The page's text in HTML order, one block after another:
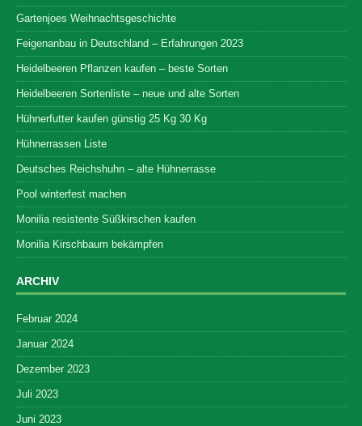
Gartenjoes Weihnachtsgeschichte
Feigenanbau in Deutschland – Erfahrungen 2023
Heidelbeeren Pflanzen kaufen – beste Sorten
Heidelbeeren Sortenliste – neue und alte Sorten
Hühnerfutter kaufen günstig 25 Kg 30 Kg
Hühnerrassen Liste
Deutsches Reichshuhn – alte Hühnerrasse
Pool winterfest machen
Monilia resistente Süßkirschen kaufen
Monilia Kirschbaum bekämpfen
ARCHIV
Februar 2024
Januar 2024
Dezember 2023
Juli 2023
Juni 2023